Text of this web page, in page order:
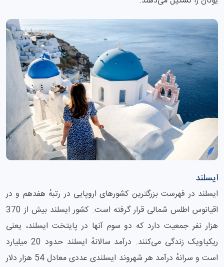
ایسلند
ایسلند در فهرست بزرگترین کشورهای اروپایی در رتبهٔ هفدهم و در
اقیانوس اطلس شمالی قرار گرفته است. کشور ایسلند بیش از 370
هزار نفر جمعیت دارد که دو سوم آنها در پایتخت ایسلند، یعنی
ریکیاویک زندگی می‌کنند. درآمد سالانهٔ ایسلند حدود 20 میلیارد
است و سرانهٔ درآمد هر شهروند ایسلندی عددی معادل 54 هزار دلار